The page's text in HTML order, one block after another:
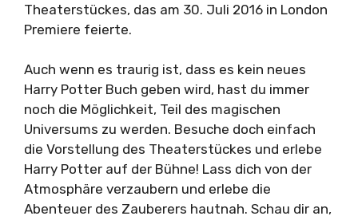
Theaterstückes, das am 30. Juli 2016 in London
Premiere feierte.
Auch wenn es traurig ist, dass es kein neues
Harry Potter Buch geben wird, hast du immer
noch die Möglichkeit, Teil des magischen
Universums zu werden. Besuche doch einfach
die Vorstellung des Theaterstückes und erlebe
Harry Potter auf der Bühne! Lass dich von der
Atmosphäre verzaubern und erlebe die
Abenteuer des Zauberers hautnah. Schau dir an,